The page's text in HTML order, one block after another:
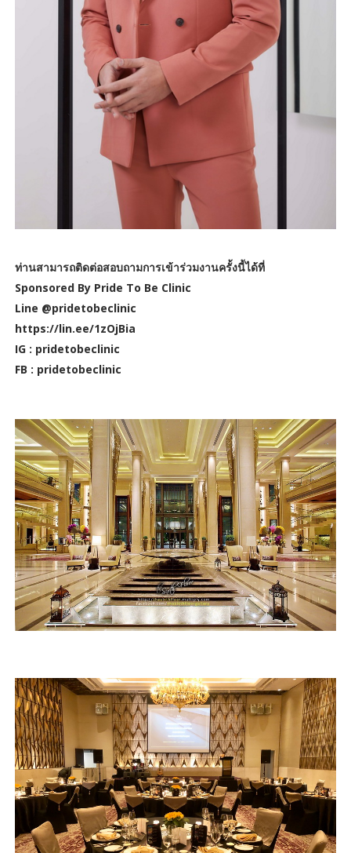
ท่านสามารถติดต่อสอบถามการเข้าร่วมงานครั้งนี้ได้ที่
Sponsored By Pride To Be Clinic
Line @pridetobeclinic
https://lin.ee/1zOjBia
IG : pridetobeclinic
FB : pridetobeclinic